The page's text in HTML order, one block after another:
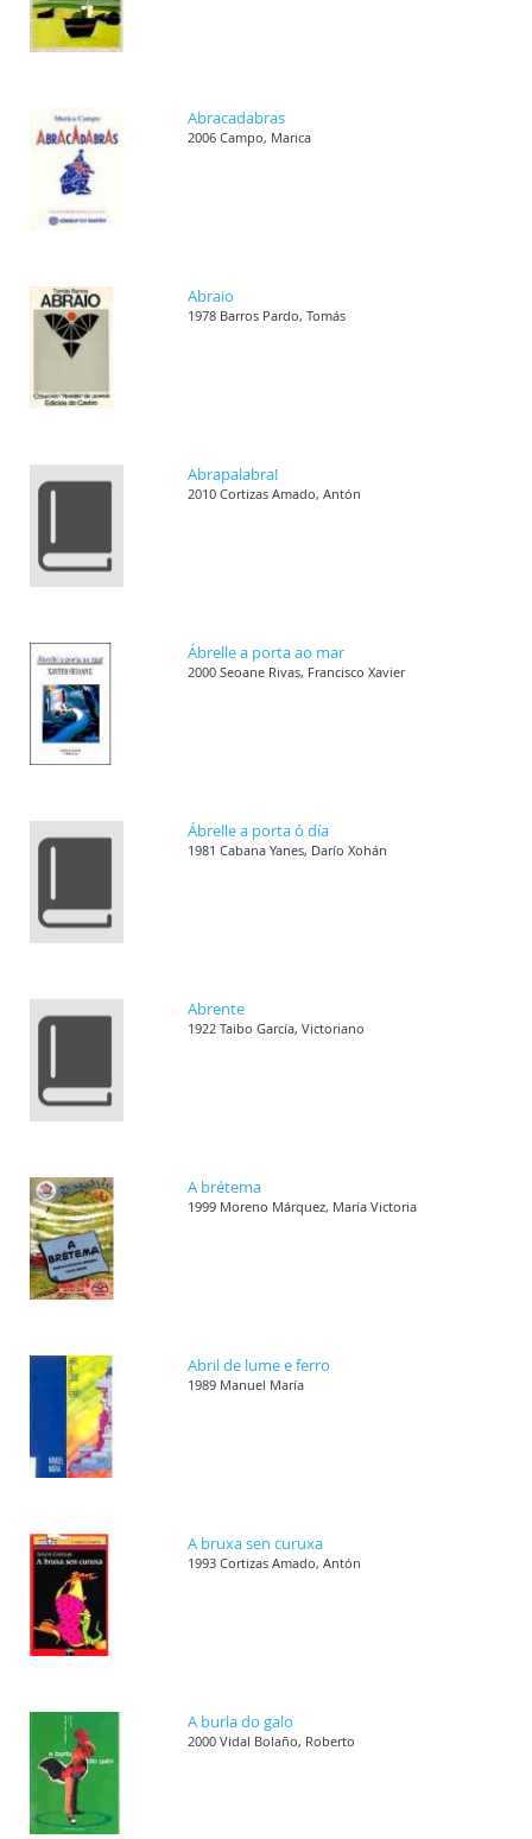
Abracadabras
2006 Campo, Marica
Abraio
1978 Barros Pardo, Tomás
Abrapalabra!
2010 Cortizas Amado, Antón
Ábrelle a porta ao mar
2000 Seoane Rivas, Francisco Xavier
Ábrelle a porta ó día
1981 Cabana Yanes, Darío Xohán
Abrente
1922 Taibo García, Victoriano
A brétema
1999 Moreno Márquez, María Victoria
Abril de lume e ferro
1989 Manuel María
A bruxa sen curuxa
1993 Cortizas Amado, Antón
A burla do galo
2000 Vidal Bolaño, Roberto